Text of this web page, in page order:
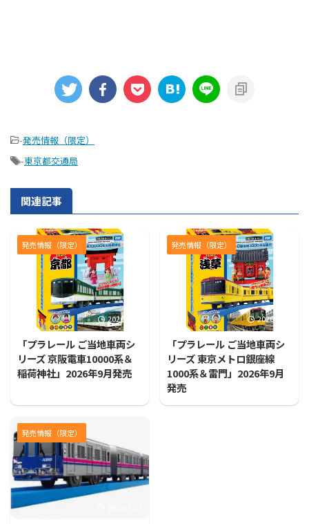
-発売情報（限定）
-東京都交通局
関連記事
発売情報（限定）
2026/7/31
「プラレール ご当地車両シ
リーズ 京阪電車10000系＆
稲荷神社」2026年9月発売
発売情報（限定）
2026/7/31
「プラレール ご当地車両シ
リーズ 東京メトロ銀座線
1000系＆雷門」2026年9月
発売
発売情報（限定）